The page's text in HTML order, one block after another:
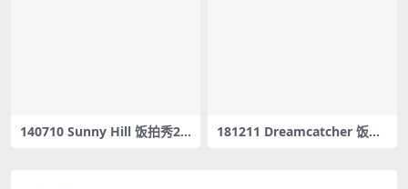
140710 Sunny Hill 饭拍秀2
181211 Dreamcatcher 饭拍